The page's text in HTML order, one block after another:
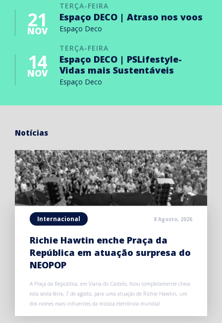
TERÇA-FEIRA
21
NOV
Espaço DECO | Atraso nos voos
Espaço Deco
TERÇA-FEIRA
14
NOV
Espaço DECO | PSLifestyle-
Vidas mais Sustentáveis
Espaço Deco
Notícias
Internacional 8 Agosto, 2026
Richie Hawtin enche Praça da
República em atuação surpresa do
NEOPOP
A Praça da República, em Viana do Castelo, ficou completamente cheia
esta sexta-feira, 7 de agosto, para uma atuação de Richie Hawtin, um
dos nomes mais influentes da música eletrónica mundial.